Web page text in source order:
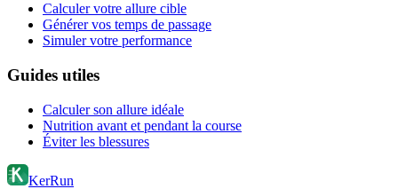
Calculer votre allure cible
Générer vos temps de passage
Simuler votre performance
Guides utiles
Calculer son allure idéale
Nutrition avant et pendant la course
Éviter les blessures
KerRun